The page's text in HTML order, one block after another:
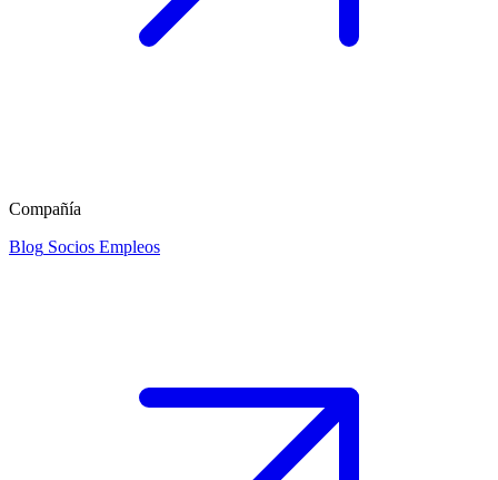
Compañía
Blog Socios Empleos